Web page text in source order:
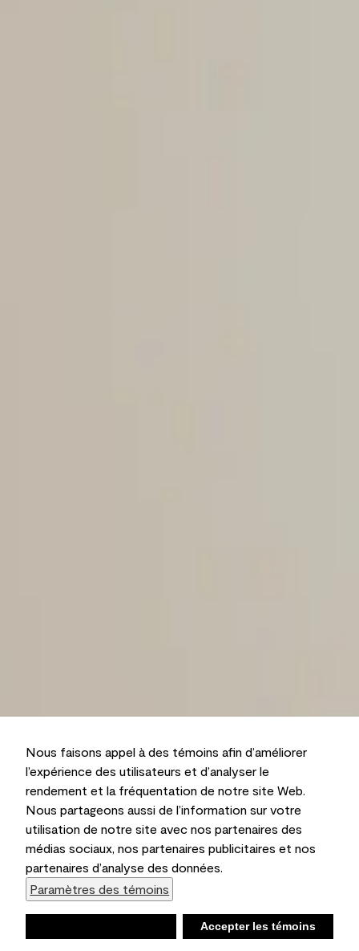
Nous faisons appel à des témoins afin d’améliorer
l’expérience des utilisateurs et d’analyser le
rendement et la fréquentation de notre site Web.
Nous partageons aussi de l’information sur votre
utilisation de notre site avec nos partenaires des
médias sociaux, nos partenaires publicitaires et nos
partenaires d’analyse des données.
Paramètres des témoins
Accepter les témoins
Liste d’achats